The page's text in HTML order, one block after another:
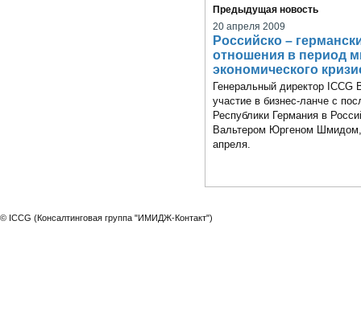
Предыдущая новость
20 апреля 2009
Российско –
отношения в период
экономического
Генеральный директор ICCG
участие в бизнес-ланче с
Республики Германия в
Вальтером Юргеном
апреля.
© ICCG (Консалтинговая группа "ИМИДЖ-Контакт")